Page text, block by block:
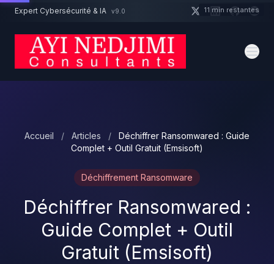
Aller au contenu principal
Expert Cybersécurité & IA v9.0
Accueil / Articles /
Déchiffrer Ransomwared : Guide
Complet + Outil Gratuit (Emsisoft)
Déchiffrement Ransomware
Déchiffrer Ransomwared :
Guide Complet + Outil
Gratuit (Emsisoft)
Un projet cybersécurité ? 11 min restantes